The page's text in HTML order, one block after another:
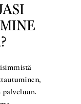
palveluun.